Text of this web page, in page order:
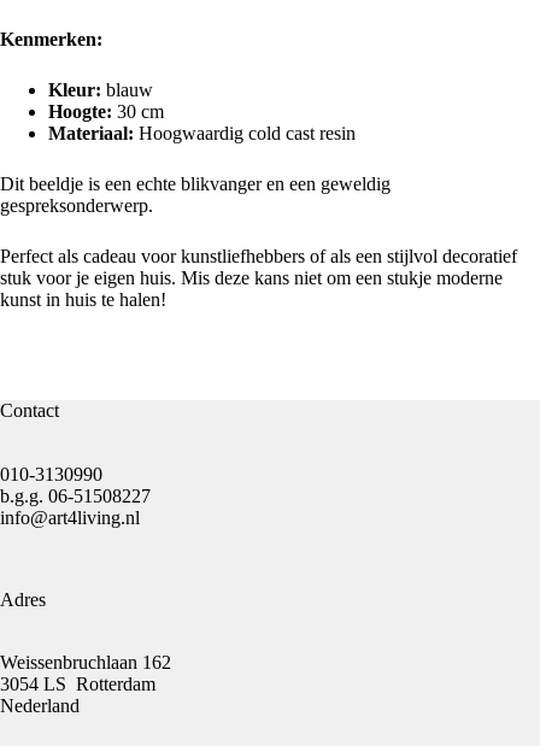
Kenmerken:
Kleur: blauw
Hoogte: 30 cm
Materiaal: Hoogwaardig cold cast resin
Dit beeldje is een echte blikvanger en een geweldig
gespreksonderwerp.
Perfect als cadeau voor kunstliefhebbers of als een stijlvol decoratief
stuk voor je eigen huis. Mis deze kans niet om een stukje moderne
kunst in huis te halen!
Contact
010-3130990
b.g.g. 06-51508227
info@art4living.nl
Adres
Weissenbruchlaan 162
3054 LS Rotterdam
Nederland